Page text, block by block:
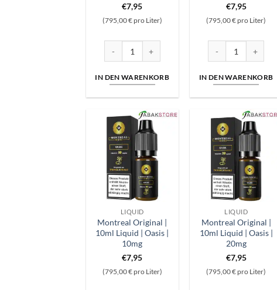
€7,95
(795,00 € pro Liter)
IN DEN WARENKORB
€7,95
(795,00 € pro Liter)
IN DEN WARENKORB
LIQUID
Montreal Original |
10ml Liquid | Oasis |
10mg
€7,95
(795,00 € pro Liter)
LIQUID
Montreal Original |
10ml Liquid | Oasis |
20mg
€7,95
(795,00 € pro Liter)